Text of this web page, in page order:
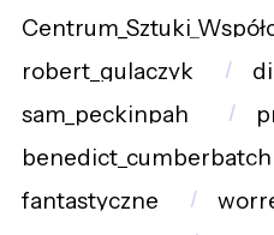
robert_gulaczyk
sam_peckinpah_
benedict_cumberbatch
fantastyczne